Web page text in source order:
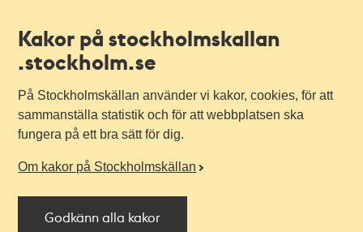
Kakor på stockholmskallan
.stockholm.se
På Stockholmskällan använder vi kakor, cookies, för att
sammanställa statistik och för att webbplatsen ska
fungera på ett bra sätt för dig.
Om kakor på Stockholmskällan
Godkänn alla kakor